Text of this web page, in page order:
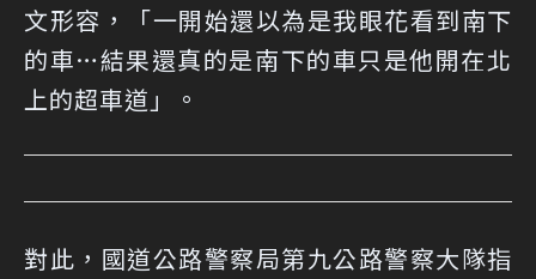
文形容，「一開始還以為是我眼花看到南下
的車…結果還真的是南下的車只是他開在北
上的超車道」。
對此，國道公路警察局第九公路警察大隊指